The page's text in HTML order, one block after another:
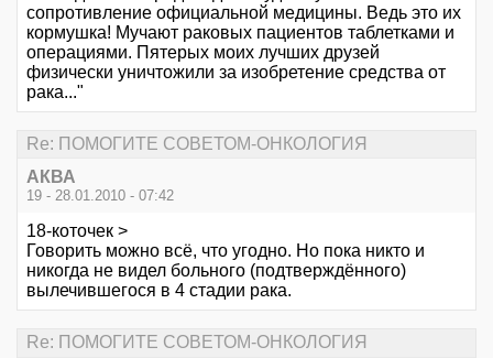
сопротивление официальной медицины. Ведь это их
кормушка! Мучают раковых пациентов таблетками и
операциями. Пятерых моих лучших друзей
физически уничтожили за изобретение средства от
рака..."
Re: ПОМОГИТЕ СОВЕТОМ-ОНКОЛОГИЯ
АКВА
19 - 28.01.2010 - 07:42
18-коточек >
Говорить можно всё, что угодно. Но пока никто и
никогда не видел больного (подтверждённого)
вылечившегося в 4 стадии рака.
Re: ПОМОГИТЕ СОВЕТОМ-ОНКОЛОГИЯ